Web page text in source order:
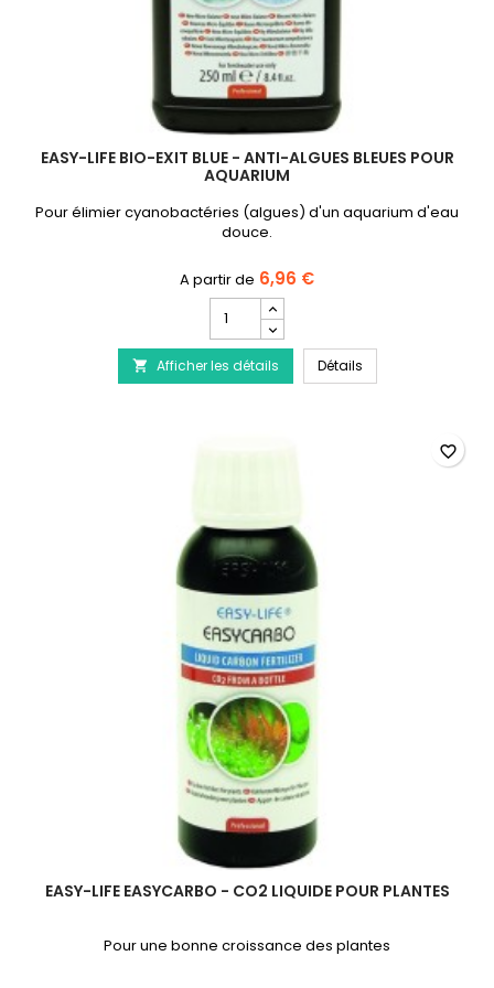
EASY-LIFE BIO-EXIT BLUE - ANTI-ALGUES BLEUES POUR
AQUARIUM
Pour élimier cyanobactéries (algues) d'un aquarium d'eau
douce.
6,96 €
quantité
du
produit
EASY-
algues
Bleues
Pour
 Afficher les détails DétailsEASY-LIFE Bio-
EASY-LIFE EASYCARBO - CO2 LIQUIDE POUR PLANTES
Pour une bonne croissance des plantes
favorite_border